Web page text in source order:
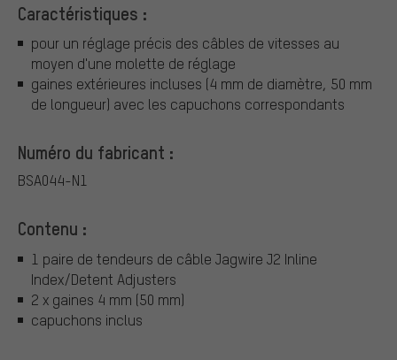
Caractéristiques :
pour un réglage précis des câbles de vitesses au
moyen d'une molette de réglage
gaines extérieures incluses (4 mm de diamètre, 50 mm
de longueur) avec les capuchons correspondants
Numéro du fabricant :
BSA044-N1
Contenu :
1 paire de tendeurs de câble Jagwire J2 Inline
Index/Detent Adjusters
2 x gaines 4 mm (50 mm)
capuchons inclus